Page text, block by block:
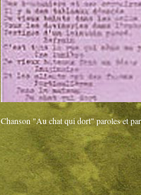
Chanson "Au chat qui dort" paroles et